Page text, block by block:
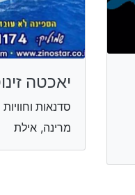
יאכטה
סדנאות וחוויות
מרינה, אילת